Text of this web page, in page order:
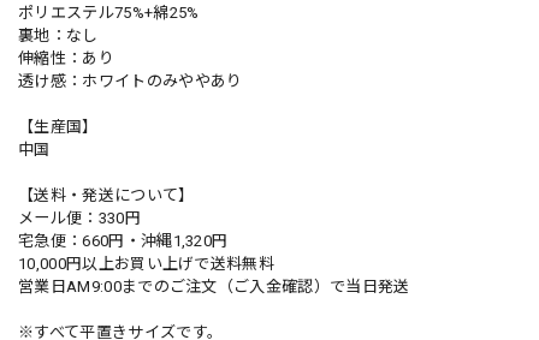
ポリエステル75%+綿25%
裏地：なし
伸縮性：あり
透け感：ホワイトのみややあり
【生産国】
中国
【送料・発送について】
メール便：330円
宅急便：660円・沖縄1,320円
10,000円以上お買い上げで送料無料
営業日AM9:00までのご注文（ご入金確認）で当日発送
※すべて平置きサイズです。